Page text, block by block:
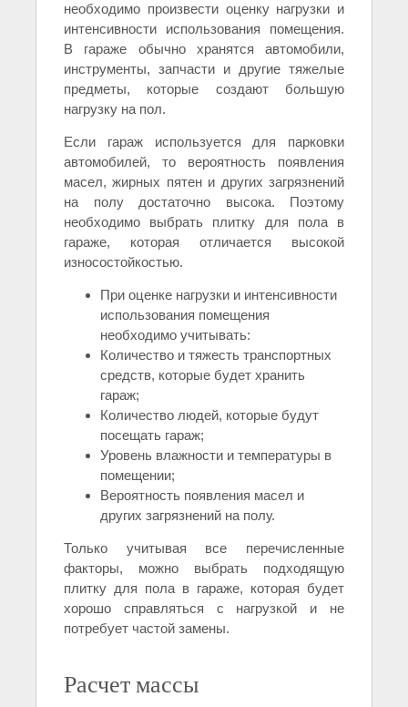
необходимо произвести оценку нагрузки и
интенсивности использования помещения.
В гараже обычно хранятся автомобили,
инструменты, запчасти и другие тяжелые
предметы, которые создают большую
нагрузку на пол.
Если гараж используется для парковки
автомобилей, то вероятность появления
масел, жирных пятен и других загрязнений
на полу достаточно высока. Поэтому
необходимо выбрать плитку для пола в
гараже, которая отличается высокой
износостойкостью.
При оценке нагрузки и интенсивности
использования помещения
необходимо учитывать:
Количество и тяжесть транспортных
средств, которые будет хранить
гараж;
Количество людей, которые будут
посещать гараж;
Уровень влажности и температуры в
помещении;
Вероятность появления масел и
других загрязнений на полу.
Только учитывая все перечисленные
факторы, можно выбрать подходящую
плитку для пола в гараже, которая будет
хорошо справляться с нагрузкой и не
потребует частой замены.
Расчет массы